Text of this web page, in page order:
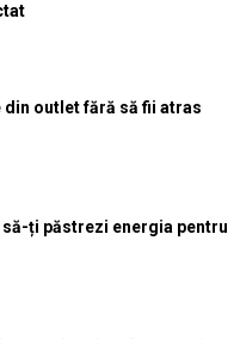
din outlet fără să fii atras
ți păstrezi energia pentru